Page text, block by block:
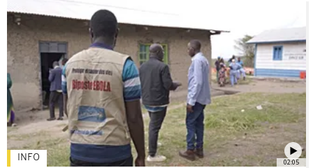
02:05
INFO